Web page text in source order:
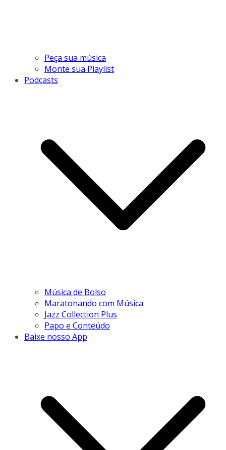
Peça sua música
Monte sua Playlist
Podcasts
Música de Bolso
Maratonando com Música
Jazz Collection Plus
Papo e Conteúdo
Baixe nosso App